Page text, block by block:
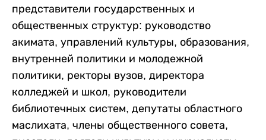
представители государственных и
общественных структур: руководство
акимата, управлений культуры, образования,
внутренней политики и молодежной
политики, ректоры вузов, директора
колледжей и школ, руководители
библиотечных систем, депутаты областного
маслихата, члены общественного совета,